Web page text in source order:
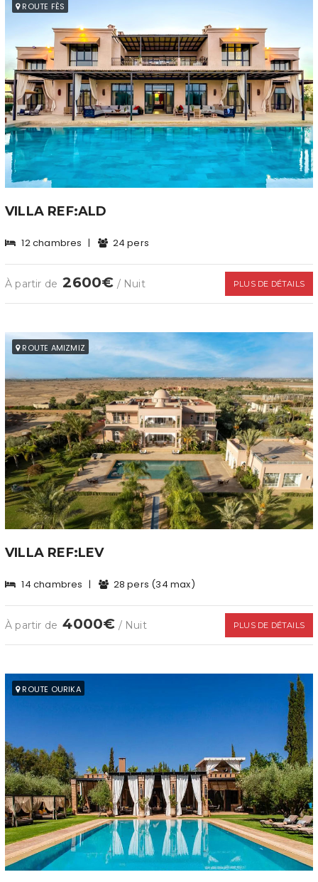
ROUTE FÈS
VILLA REF:ALD
12 chambres | 24 pers
À partir de 2600€ / Nuit PLUS DE DÉTAILS
ROUTE AMIZMIZ
VILLA REF:LEV
14 chambres | 28 pers (34 max)
À partir de 4000€ / Nuit PLUS DE DÉTAILS
ROUTE OURIKA